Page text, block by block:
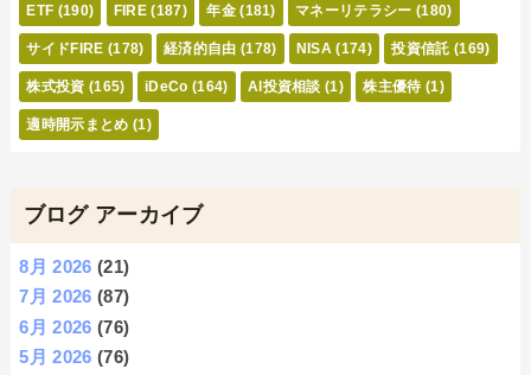
ETF (190) FIRE (187) 年金 (181) マネーリテラシー (180)
サイドFIRE (178) 経済的自由 (178) NISA (174) 投資信託 (169)
株式投資 (165) iDeCo (164) AI投資相談 (1) 株主優待 (1)
適時開示まとめ (1)
ブログ アーカイブ
8月 2026 (21)
7月 2026 (87)
6月 2026 (76)
5月 2026 (76)